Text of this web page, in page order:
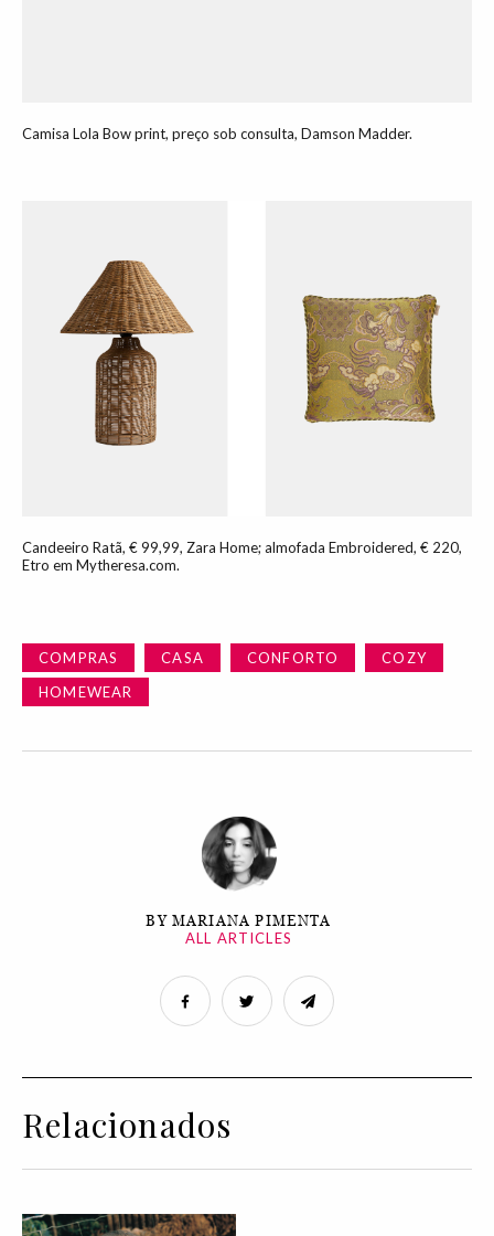
Camisa Lola Bow print, preço sob consulta, Damson Madder.
Candeeiro Ratã, € 99,99, Zara Home; almofada Embroidered, € 220,
Etro em Mytheresa.com.
COMPRAS CASA CONFORTO
COZY
HOMEWEAR
BY MARIANA PIMENTA
ALL ARTICLES
Relacionados